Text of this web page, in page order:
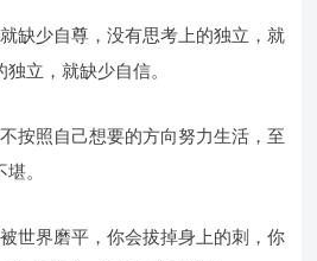
缺少自尊，没有思考上的独立，就
立，就缺少自信。
按照自己想要的方向努力生活，至
。
世界磨平，你会拔掉身上的刺，你